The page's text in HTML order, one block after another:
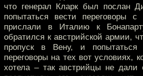
что генерал Кларк был послан
попытаться вести переговоры с
прислали в Италию к
обратился к австрийской армии,
пропуск в Вену, и попытаться
переговоры на тех вот условиях,
хотела – так австрийцы не дали